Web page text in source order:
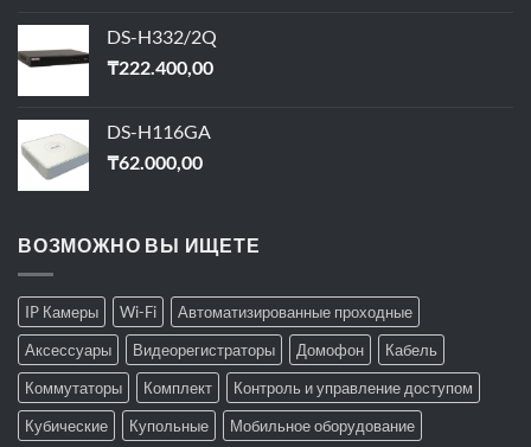
DS-H332/2Q
₸222.400,00
DS-H116GA
₸62.000,00
ВОЗМОЖНО ВЫ ИЩЕТЕ
IP Камеры Wi-Fi
Автоматизированные проходные
Аксессуары
Видеорегистраторы Домофон
Кабель
Коммутаторы
Комплект
Контроль и управление доступом
Кубические
Купольные
Мобильное оборудование